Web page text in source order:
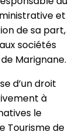
et
de sa part,
sociétés
Marignane.
d’un droit
à
le
Tourisme de